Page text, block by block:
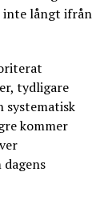
inte långt ifrån
tydligare
systematisk
kommer